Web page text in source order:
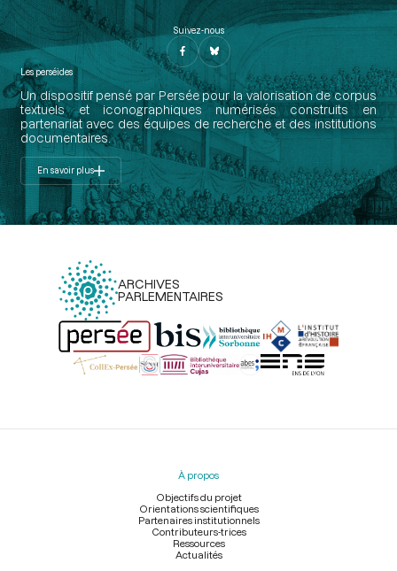
Suivez-nous
Les perséides
Un dispositif pensé par Persée pour la valorisation de corpus
textuels et iconographiques numérisés construits en
partenariat avec des équipes de recherche et des institutions
documentaires.
En savoir plus
ARCHIVES
PARLEMENTAIRES
Menu
À propos
Objectifs du projet
Orientations scientifiques
Partenaires institutionnels
Contributeurs-trices
Ressources
Actualités